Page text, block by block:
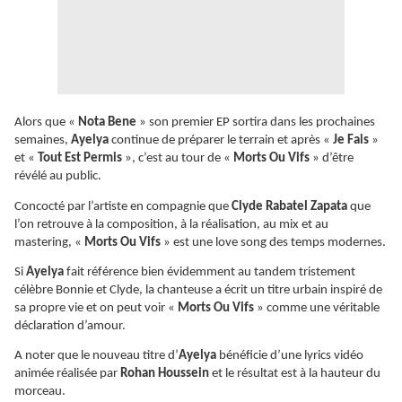
Alors que « Nota Bene » son premier EP sortira dans les prochaines
semaines, Ayelya continue de préparer le terrain et après « Je Fais »
et « Tout Est Permis », c’est au tour de « Morts Ou Vifs » d’être
révélé au public.
Concocté par l’artiste en compagnie que Clyde Rabatel Zapata que
l’on retrouve à la composition, à la réalisation, au mix et au
mastering, « Morts Ou Vifs » est une love song des temps modernes.
Si Ayelya fait référence bien évidemment au tandem tristement
célèbre Bonnie et Clyde, la chanteuse a écrit un titre urbain inspiré de
sa propre vie et on peut voir « Morts Ou Vifs » comme une véritable
déclaration d’amour.
A noter que le nouveau titre d’Ayelya bénéficie d’une lyrics vidéo
animée réalisée par Rohan Houssein et le résultat est à la hauteur du
morceau.